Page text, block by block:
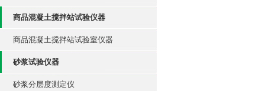
商品混凝土搅拌站试验仪器
商品混凝土搅拌站试验室仪器
砂浆试验仪器
砂浆分层度测定仪